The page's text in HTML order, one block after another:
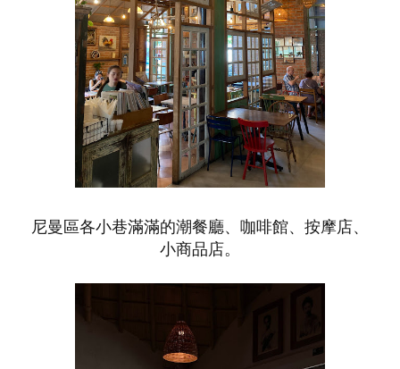
尼曼區各小巷滿滿的潮餐廳、咖啡館、按摩店、
小商品店。